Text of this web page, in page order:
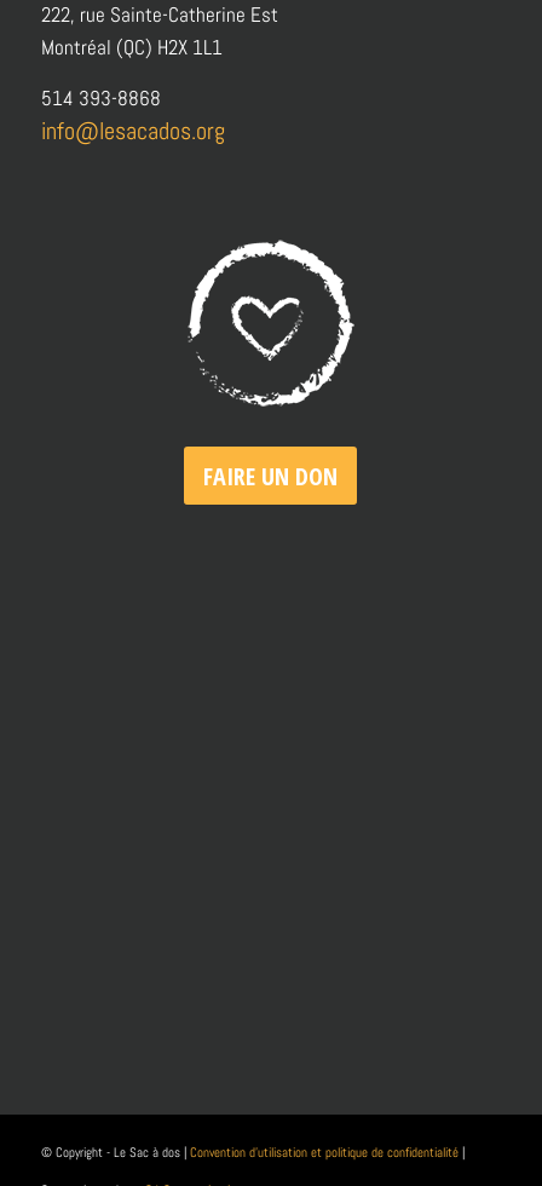
222, rue Sainte-Catherine Est
Montréal (QC) H2X 1L1
514 393-8868
info@lesacados.org
FAIRE UN DON
© Copyright - Le Sac à dos | Convention d’utilisation et politique de confidentialité|